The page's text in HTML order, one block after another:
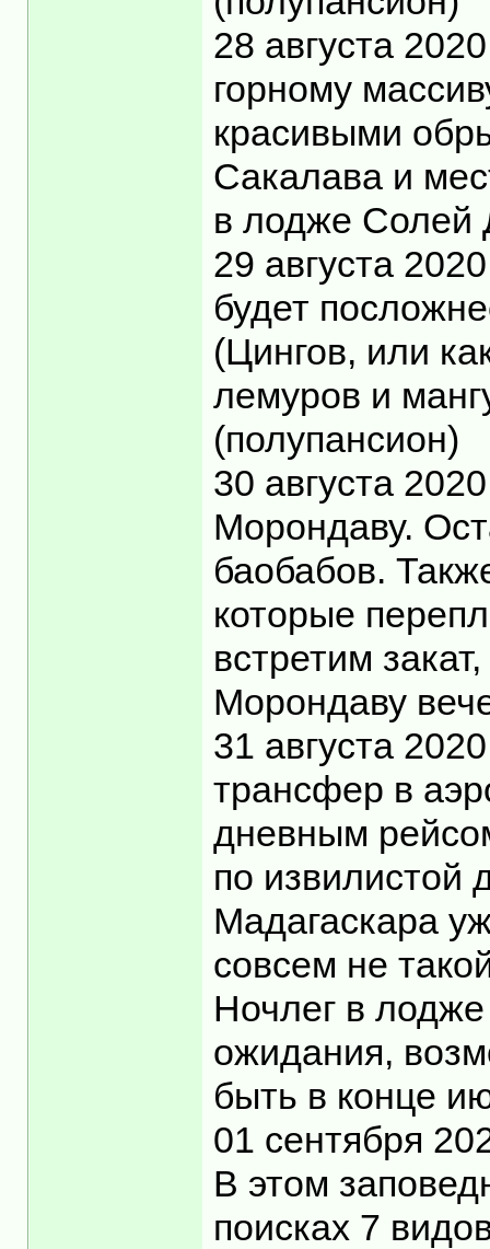
28 августа
горному
красивыми
Сакалава и
в лодже Солей
29 августа
будет
(Цингов, или
лемуров и
(полупансион)
30 августа
Морондаву.
баобабов.
которые
встретим
Морондаву
31 августа
трансфер в
дневным
по извилистой
Мадагаскара
совсем не
Ночлег в
ожидания,
быть в конце
01 сентября
В этом
поисках 7